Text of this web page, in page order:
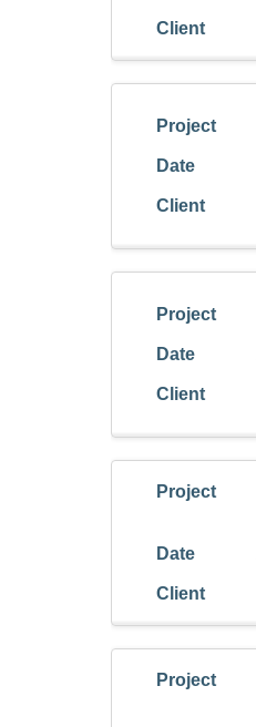
Client
Project
Date
Client
Project
Date
Client
Project
Date
Client
Project